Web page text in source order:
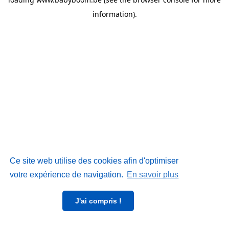
Ce site web utilise des cookies afin d'optimiser
votre expérience de navigation. En savoir plus
J'ai compris !
information).